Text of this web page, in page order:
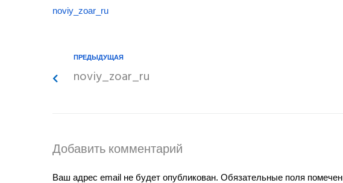
noviy_zoar_ru
ПРЕДЫДУЩАЯ
noviy_zoar_ru
Добавить комментарий
Ваш адрес email не будет опубликован. Обязательные поля